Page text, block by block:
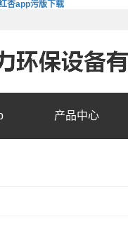
杏app污版下载
产品中心